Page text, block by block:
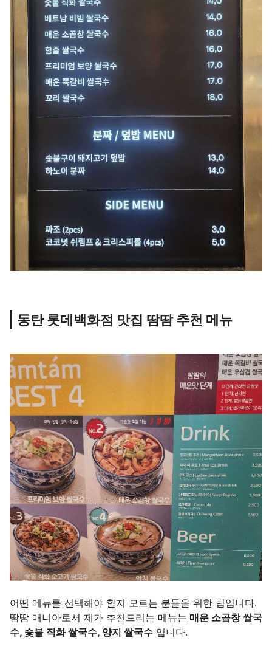
동탄 롯데백화점 맛집 땀땀 추천 메뉴
어떤 메뉴를 선택해야 할지 모르는 분들을 위한 팁입니다.
땀땀 매니아로서 제가 추천드리는 메뉴는 매운 소곱창 쌀국
수, 숯불 직화 쌀국수, 양지 쌀국수 입니다.